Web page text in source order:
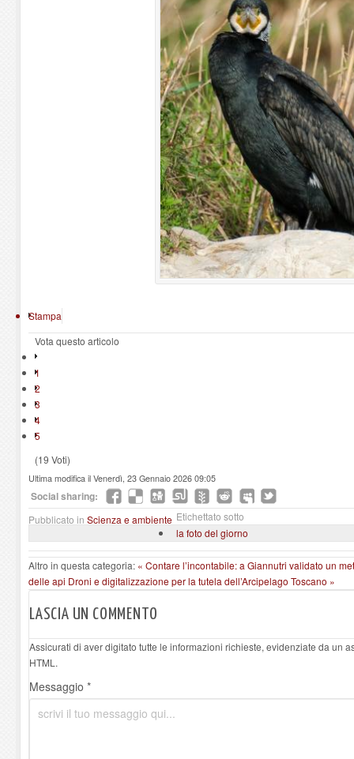
Stampa
Vota questo articolo
1
2
3
4
5
(19 Voti)
Ultima modifica il Venerdì, 23 Gennaio 2026 09:05
Social sharing:
Pubblicato in Scienza e ambiente Etichettato sotto
la foto del giorno
Altro in questa categoria: « Contare l’incontabile: a Giannutri validato un
delle api Droni e digitalizzazione per la tutela dell’Arcipelago Toscano »
LASCIA UN COMMENTO
Assicurati di aver digitato tutte le informazioni richieste, evidenziate da un
HTML.
Messaggio *